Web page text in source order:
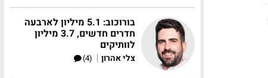
בורוכוב: 5.1 מיליון לארבעה
חדרים חדשים, 3.7 מיליון
לוותיקים
צלי אהרון |
(4)